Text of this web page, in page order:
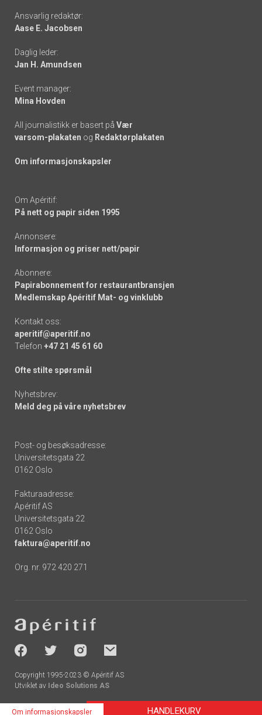
Footer
-
links
Ansvarlig redaktør:
Aase E. Jacobsen
Daglig leder:
Jan H. Amundsen
Event manager:
Mina Hovden
All journalistikk er basert på Vær
varsom-plakaten og Redaktørplakaten
Om informasjonskapsler
Om Apéritif:
På nett og papir siden 1995
Annonsere:
Informasjon og priser nett/papir
Abonnere:
Papirabonnement for restaurantbransjen
Medlemskap Apéritif Mat- og vinklubb
Kontakt oss:
aperitif@aperitif.no
Telefon +47 21 45 61 60
Ofte stilte spørsmål
Nyhetsbrev:
Meld deg på våre nyhetsbrev
Post- og besøksadresse:
Universitetsgata 22
0162 Oslo
Fakturaadresse:
Apéritif AS
Universitetsgata 22
0162 Oslo
faktura@aperitif.no
Org. nr. 972 420 271
-
socials
Copyright 1995-2023 © Apéritif AS
Utviklet av Ideo Solutions AS
HANDLEKURV
Om informasjonskapsler